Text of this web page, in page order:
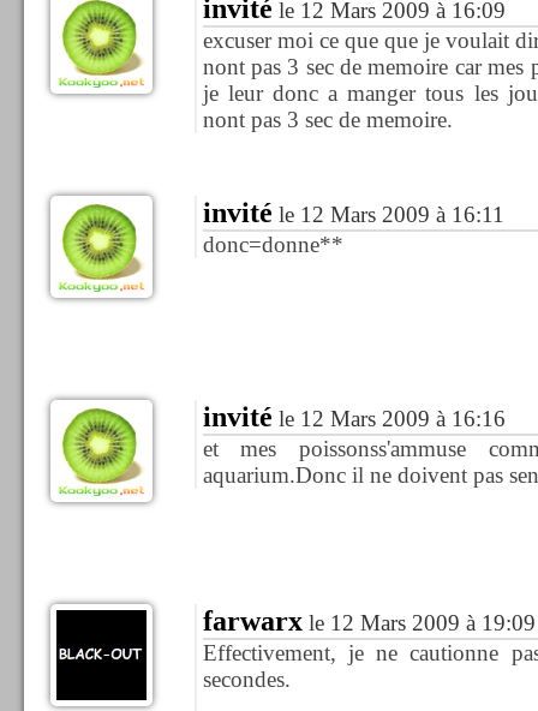
invité le 12 Mars 2009 à 16:09
excuser moi ce que que je voulait
nont pas 3 sec de memoire car mes
je leur donc a manger tous les
nont pas 3 sec de memoire.
invité le 12 Mars 2009 à 16:11
donc=donne**
invité le 12 Mars 2009 à 16:16
et mes poissonss'ammuse
aquarium.Donc il ne doivent pas
farwarxle 12 Mars 2009 à 19:09
Effectivement, je ne cautionne
secondes.